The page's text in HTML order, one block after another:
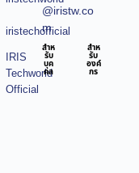
iristechofficial
IRIS
Techworld
Official
@iristw.co
m
สำห
รับ
บุค
คล
สำห
รับ
องค์
กร